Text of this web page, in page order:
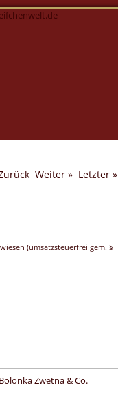
Weiter » Letzter »
(umsatzsteuerfrei gem. §
Zwetna & Co.